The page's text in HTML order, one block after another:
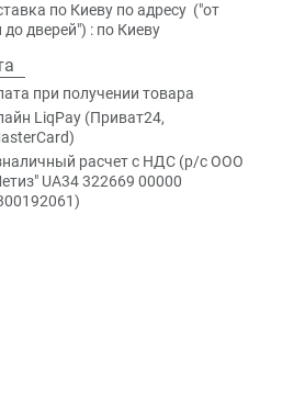
по Киеву по адресу ("от
до дверей") : по Киеву
при получении товара
LiqPay (Приват24,
расчет с НДС (р/c ООО
UA34 322669 00000